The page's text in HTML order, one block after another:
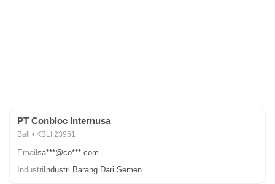
PT Conbloc Internusa
Bali • KBLI 23951
Emailsa***@co***.com
IndustriIndustri Barang Dari Semen